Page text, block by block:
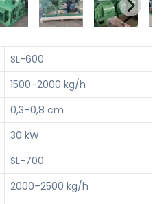
SL-600
1500–2000 kg/h
0,3–0,8 cm
30 kW
SL-700
2000–2500 kg/h